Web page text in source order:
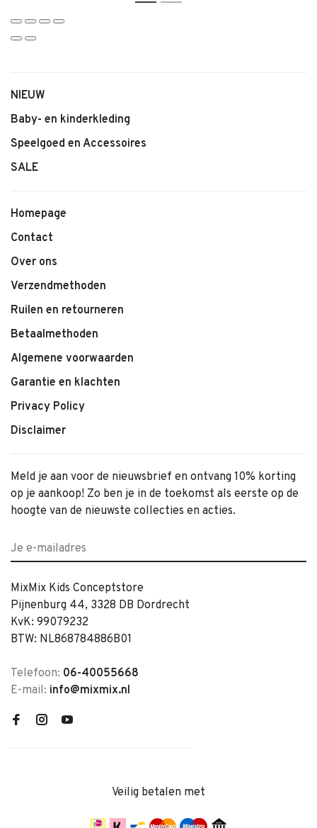
1 2
NIEUW
Baby- en kinderkleding
Speelgoed en Accessoires
SALE
Homepage
Contact
Over ons
Verzendmethoden
Ruilen en retourneren
Betaalmethoden
Algemene voorwaarden
Garantie en klachten
Privacy Policy
Disclaimer
Meld je aan voor de nieuwsbrief en ontvang 10% korting
op je aankoop! Zo ben je in de toekomst als eerste op de
hoogte van de nieuwste collecties en acties.
MixMix Kids Conceptstore
Pijnenburg 44, 3328 DB Dordrecht
KvK: 99079232
BTW: NL868784886B01
Telefoon: 06-40055668
E-mail: info@mixmix.nl
Veilig betalen met